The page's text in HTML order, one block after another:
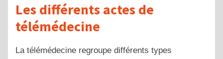
Les différents actes de
télémédecine
La télémédecine regroupe différents types